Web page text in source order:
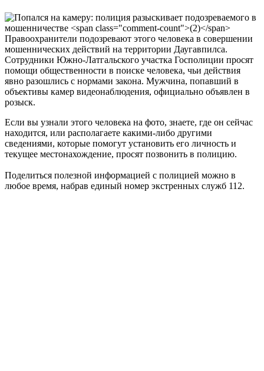
Правоохранители подозревают этого человека в совершении
мошеннических действий на территории Даугавпилса.
Сотрудники Южно-Латгальского участка Госполиции просят
помощи общественности в поиске человека, чьи действия
явно разошлись с нормами закона. Мужчина, попавший в
объективы камер видеонаблюдения, официально объявлен в
розыск.
Если вы узнали этого человека на фото, знаете, где он сейчас
находится, или располагаете какими-либо другими
сведениями, которые помогут установить его личность и
текущее местонахождение, просят позвонить в полицию.
Поделиться полезной информацией с полицией можно в
любое время, набрав единый номер экстренных служб 112.